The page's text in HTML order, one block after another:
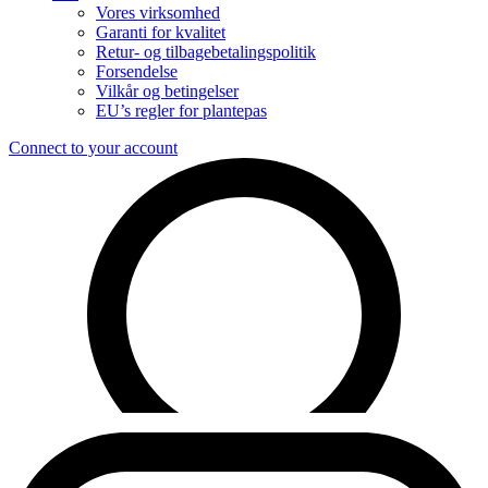
Vores virksomhed
Garanti for kvalitet
Retur- og tilbagebetalingspolitik
Forsendelse
Vilkår og betingelser
EU’s regler for plantepas
Connect to your account